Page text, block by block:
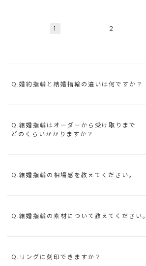
1 2
Q.婚約指輪と結婚指輪の違いは何ですか？
Q.結婚指輪はオーダーから受け取りまで
どのくらいかかりますか？
Q.結婚指輪の相場感を教えてください。
Q.結婚指輪の素材について教えてください。
Q.リングに刻印できますか？